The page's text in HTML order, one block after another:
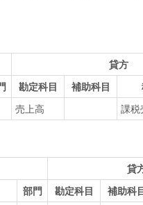
貸方
勘定科目 補助科目
売上高 課税
貸
部門 勘定科目 補助科